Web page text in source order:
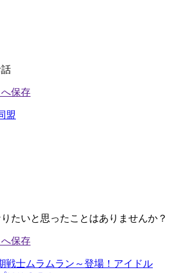
たいと思ったことはありませんか？